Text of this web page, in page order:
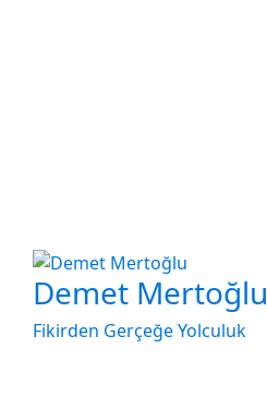
Demet Mertoğlu
Fikirden Gerçeğe Yolculuk